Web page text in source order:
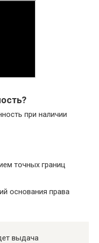
при наличии
точных границ
основания права
выдача